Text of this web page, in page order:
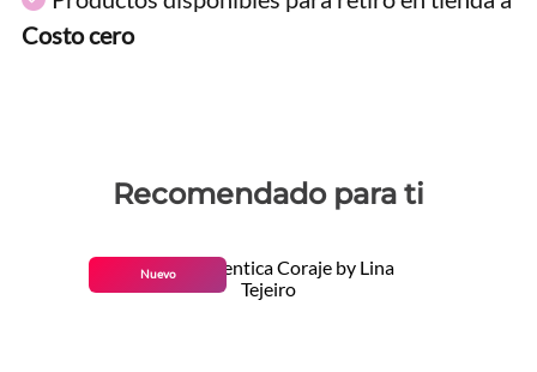
Costo cero
Recomendado para ti
Nuevo